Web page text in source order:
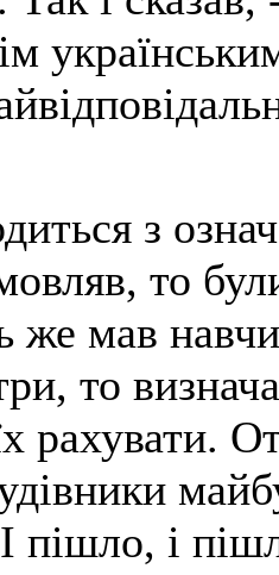
з
то
же мав
то
рахувати.
І пішло, і